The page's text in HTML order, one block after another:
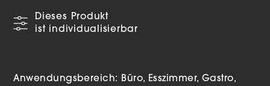
Dieses Produkt
ist individualisierbar
Anwendungsbereich: Büro Esszimmer Gastro